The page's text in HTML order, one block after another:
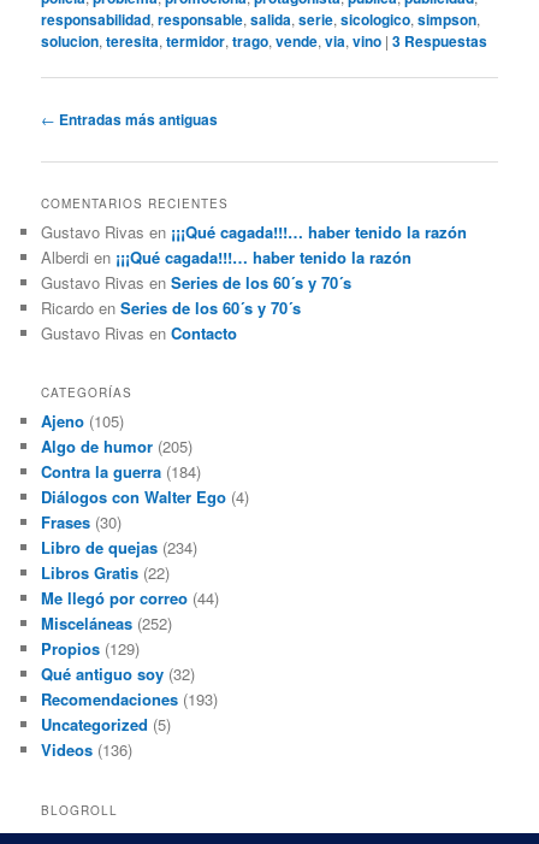
responsabilidad,responsable,salida,serie,sicologico,simpson,
solucion,teresita,termidor,trago,vende,via,vino |3 Respuestas
Navegación
entradas
← Entradas más antiguas
COMENTARIOS RECIENTES
Gustavo Rivas en ¡¡¡Qué cagada!!!… haber tenido la razón
Alberdi en ¡¡¡Qué cagada!!!… haber tenido la razón
Gustavo Rivas enSeries de los 60´s y 70´s
Ricardo enSeries de los 60´s y 70´s
Gustavo Rivas enContacto
CATEGORÍAS
Ajeno (105)
Algo de humor (205)
Contra la guerra (184)
Diálogos con Walter Ego (4)
Frases (30)
Libro de quejas (234)
Libros Gratis (22)
Me llegó por correo (44)
Misceláneas (252)
Propios (129)
Qué antiguo soy (32)
Recomendaciones (193)
Uncategorized (5)
Videos (136)
BLOGROLL
Black and White Power